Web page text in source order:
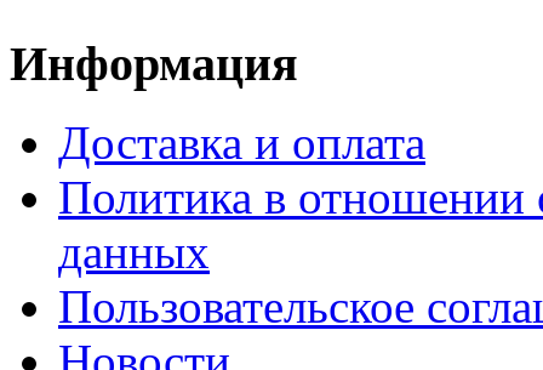
Информация
Доставка и оплата
Политика в отношении
данных
Пользовательское